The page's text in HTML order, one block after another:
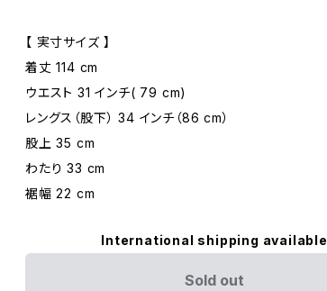
【 実寸サイズ 】
着丈 114 cm
ウエスト 31 インチ( 79 cm)
レングス（股下） 34 インチ（86 cm）
股上 35 cm
わたり 33 cm
裾幅 22 cm
International shipping available
Sold out